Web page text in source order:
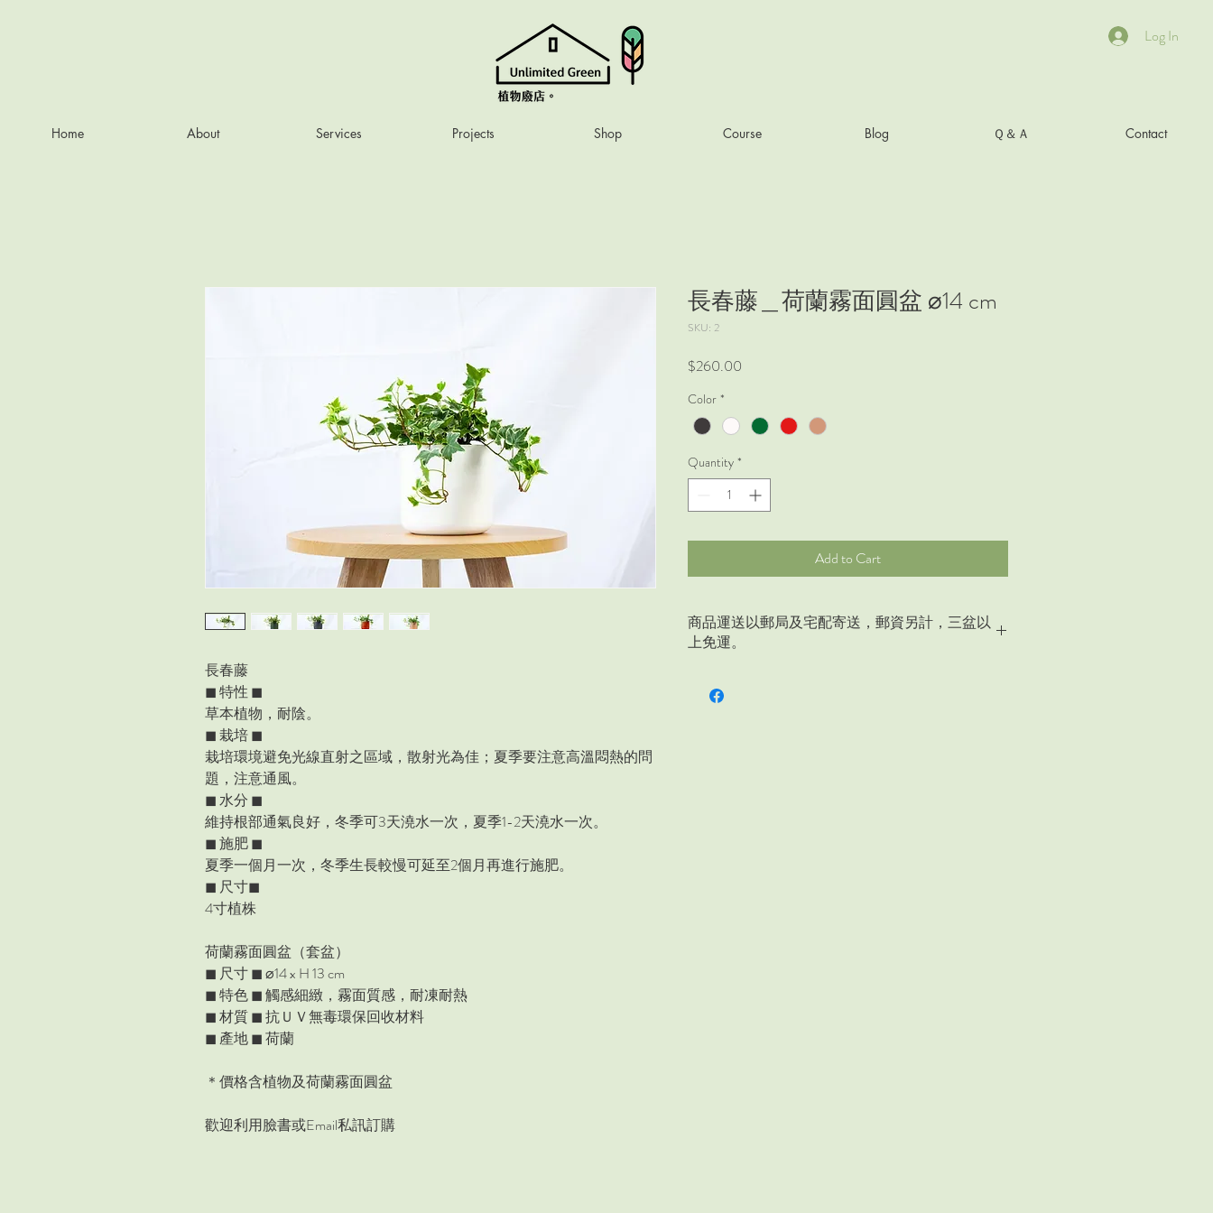
Log In
Home About Services Projects Shop Course Blog Ｑ＆Ａ Contact
長春藤
◼︎ 特性 ◼︎
草本植物，耐陰。
◼︎ 栽培 ◼︎
栽培環境避免光線直射之區域，散射光為佳；夏季要注意高溫悶熱的問
題，注意通風。
◼︎ 水分 ◼︎
維持根部通氣良好，冬季可3天澆水一次，夏季1-2天澆水一次。
◼︎ 施肥 ◼︎
夏季一個月一次，冬季生長較慢可延至2個月再進行施肥。
◼︎ 尺寸◼︎
4寸植株
荷蘭霧面圓盆 （套盆）
◼ 尺寸◼⌀14 x H 13 cm
◼特色◼觸感細緻，霧面質感，耐凍耐熱
◼材質◼抗ＵＶ無毒環保回收材料
◼產地◼荷蘭
＊價格含植物及荷蘭霧面圓盆
歡迎利用臉書或Email私訊訂購
長春藤＿荷蘭霧面圓盆 ⌀14 cm
SKU: 2
$260.00
Color *
Quantity *
Add to Cart
商品運送以郵局及宅配寄送，郵資另計，三盆以
上免運。